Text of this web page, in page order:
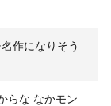
作になりそう
らな なかモン